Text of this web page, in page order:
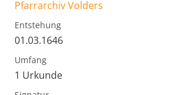
Pfarrarchiv Volders
Entstehung
01.03.1646
Umfang
1 Urkunde